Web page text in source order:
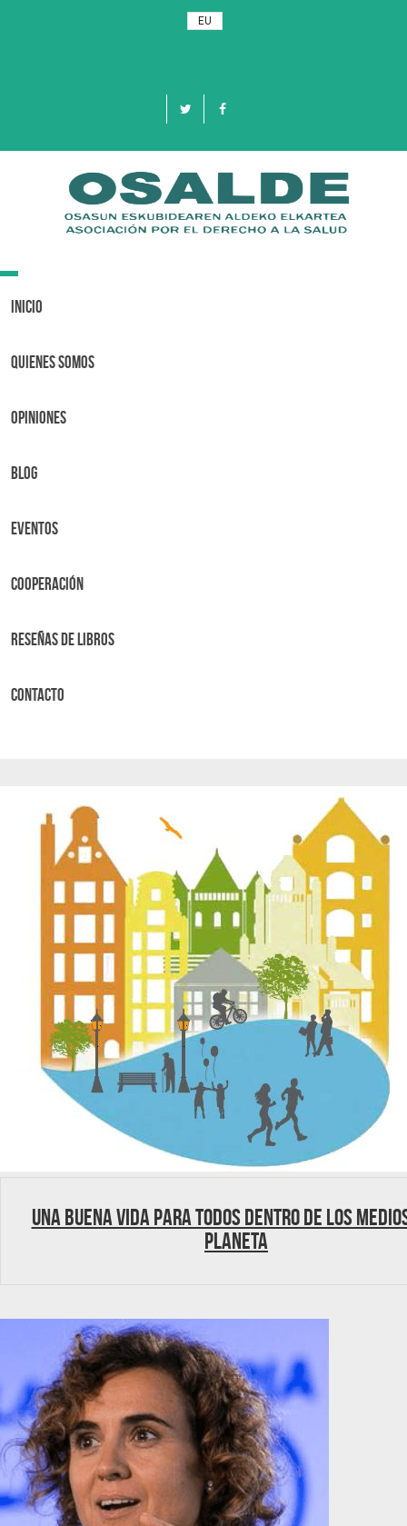
EU
Toggle
Inicio
Quienes Somos
OPINIONES
BLOG
Eventos
Cooperación
Reseñas de libros
Contacto
Una buena vida para todos dentro de los
planeta